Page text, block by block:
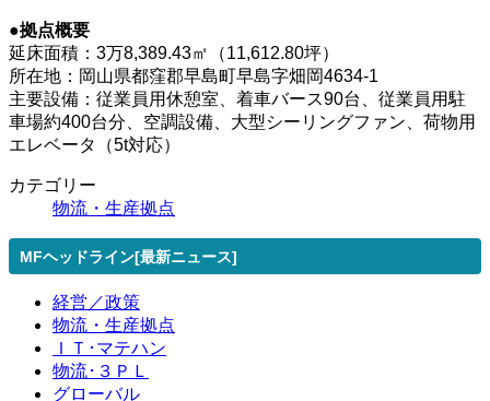
●拠点概要
延床面積：3万8,389.43㎡（11,612.80坪）
所在地：岡山県都窪郡早島町早島字畑岡4634-1
主要設備：従業員用休憩室、着車バース90台、従業員用駐
車場約400台分、空調設備、大型シーリングファン、荷物用
エレベータ（5t対応）
カテゴリー
物流・生産拠点
MFヘッドライン[最新ニュース]
経営／政策
物流・生産拠点
ＩＴ･マテハン
物流･３ＰＬ
グローバル